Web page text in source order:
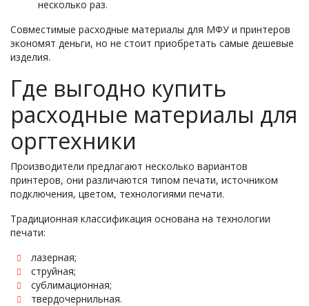
несколько раз.
Совместимые расходные материалы для МФУ и принтеров
экономят деньги, но не стоит приобретать самые дешевые
изделия.
Где выгодно купить
расходные материалы для
оргтехники
Производители предлагают несколько вариантов
принтеров, они различаются типом печати, источником
подключения, цветом, технологиями печати.
Традиционная классификация основана на технологии
печати:
лазерная;
струйная;
сублимационная;
твердочернильная.